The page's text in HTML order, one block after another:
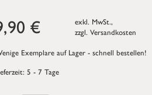
€
exkl. MwSt.,
zzgl. Versandkosten
Exemplare auf Lager - schnell bestellen!
5 - 7 Tage